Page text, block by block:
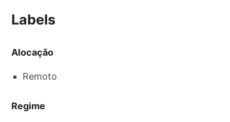
Labels
Alocação
Remoto
Regime